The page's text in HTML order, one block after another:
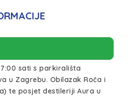
sati s parkirališta
u Zagrebu. Obilazak Roča i
te posjet destileriji Aura u